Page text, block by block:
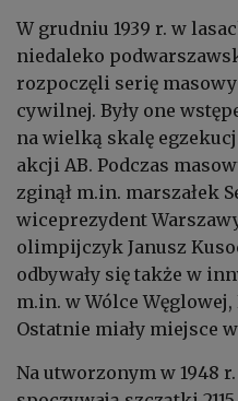
W grudniu 1939 r. w
niedaleko
rozpoczęli serię
cywilnej. Były one
na wielką skalę
akcji AB. Podczas
zginął m.in. marszałek
wiceprezydent
olimpijczyk Janusz
odbywały się także w
m.in. w Wólce
Ostatnie miały miejsce w
Na utworzonym w 1948